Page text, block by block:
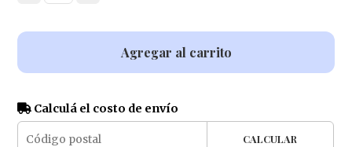
Agregar al carrito
Calculá el costo de envío
CALCULAR